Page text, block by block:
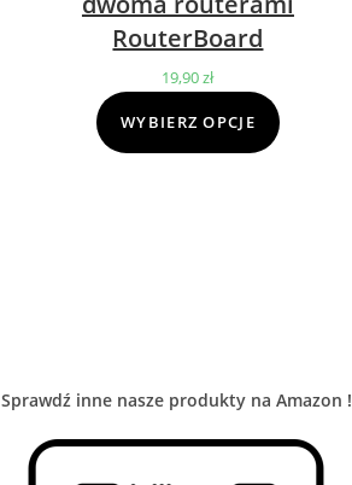
RouterBoard
19,90zł
WYBIERZ OPCJE
Sprawdź inne nasze produkty na Amazon !